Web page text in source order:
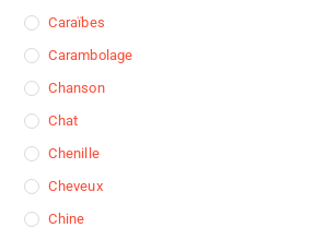
Caraïbes
Carambolage
Chanson
Chat
Chenille
Cheveux
Chine